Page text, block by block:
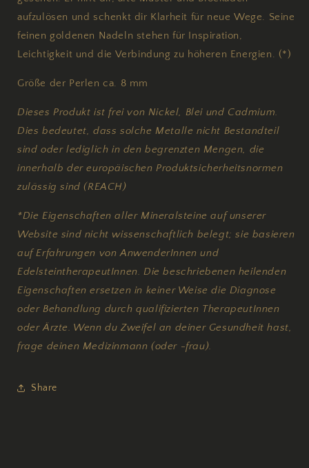
aufzulösen und schenkt dir Klarheit für neue Wege. Seine
feinen goldenen Nadeln stehen für Inspiration,
Leichtigkeit und die Verbindung zu höheren Energien. (*)
Größe der Perlen ca. 8 mm
Dieses Produkt ist frei von Nickel, Blei und Cadmium.
Dies bedeutet, dass solche Metalle nicht Bestandteil
sind oder lediglich in den begrenzten Mengen, die
innerhalb der europäischen Produktsicherheitsnormen
zulässig sind (REACH)
*Die Eigenschaften aller Mineralsteine auf unserer
Website sind nicht wissenschaftlich belegt; sie basieren
auf Erfahrungen von AnwenderInnen und
EdelsteintherapeutInnen. Die beschriebenen heilenden
Eigenschaften ersetzen in keiner Weise die Diagnose
oder Behandlung durch qualifizierten TherapeutInnen
oder Ärzte. Wenn du Zweifel an deiner Gesundheit hast,
frage deinen Medizinmann (oder -frau).
Share